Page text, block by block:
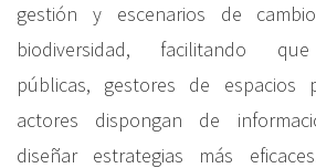
gestión y escenarios de
biodiversidad, facilitando que
públicas, gestores de espacios
actores dispongan de
diseñar estrategias más